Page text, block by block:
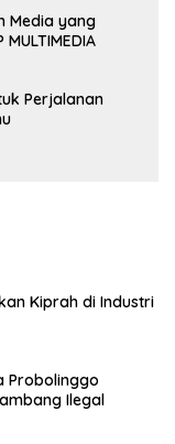
Media yang
Perjalanan
Kiprah di Industri
Probolinggo
Ilegal